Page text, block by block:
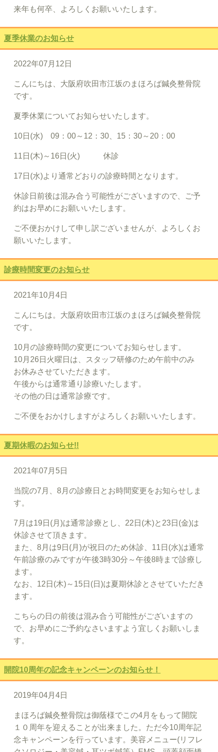
来年も何卒、よろしくお願いいたします。
夏季休業のお知らせ
2022年07月12日
こんにちは、大阪府吹田市江坂のまほろば鍼灸整骨院
です。
夏季休業についてお知らせいたします。
10日(水) 09：00～12：30、15：30～20：00
11日(木)～16日(火) 休診
17日(水)より通常どおりの診療時間となります。
休診日前後は混み合う可能性がございますので、ご予
約はお早めにお願いいたします。
ご不便おかけして申し訳ございませんが、よろしくお
願いいたします。
診療時間変更のお知らせ
2021年10月4日
こんにちは。大阪府吹田市江坂のまほろば鍼灸整骨院
です。
10月の診療時間の変更についてお知らせします。
10月26日火曜日は、スタッフ研修のため午前中のみ
お休みさせていただきます。
午後からは通常通り診療いたします。
その他の日は通常診療です。
ご不便をおかけしますがよろしくお願いいたします。
夏期休暇のお知らせ!!
2021年07月5日
当院の7月、8月の診療日とお時間変更をお知らせしま
す。
7月は19日(月)は通常診療とし、22日(木)と23日(金)は
休診させて頂きます。
また、8月は9日(月)が祝日のため休診、11日(水)は通常
午前診療のみですが午後3時30分～午後8時まで診療し
ます。
なお、12日(木)～15日(日)は夏期休診とさせていただき
ます。
こちらの日の前後は混み合う可能性がございますの
で、お早めにご予約なさいますよう宜しくお願いしま
す。
開院10周年の記念キャンペーンのお知らせ！
2019年04月4日
まほろば鍼灸整骨院は御蔭様でこの4月をもって開院
１０周年を迎えることが出来ました。ただ今10周年記
念キャンペーンを行っています。美容メニュー(リフレ